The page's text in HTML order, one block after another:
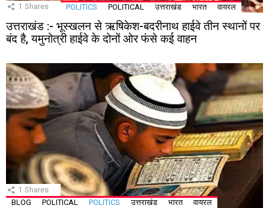
1 Shares POLITICS POLITICAL उत्तराखंड भारत वायरल
उत्तराखंड :- भूस्खलन से ऋषिकेश-बदरीनाथ हाईवे तीन स्थानों पर
बंद है, यमुनोत्री हाईवे के दोनों ओर फंसे कई वाहन
1 Shares
BLOG
POLITICAL POLITICS उत्तराखंड भारत वायरल